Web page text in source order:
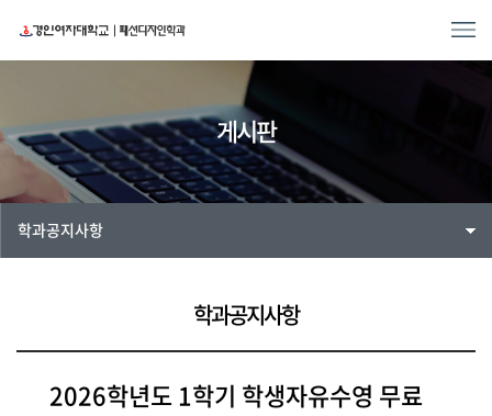
게시판
학과공지사항
학과공지사항
2026학년도 1학기 학생자유수영 무료